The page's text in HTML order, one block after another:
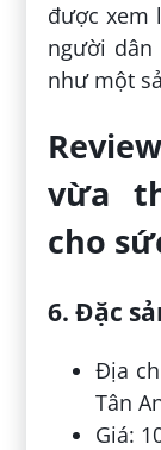
được xem
người
như một
vừa
cho
6. Đặc
Địa
Tân
Giá: